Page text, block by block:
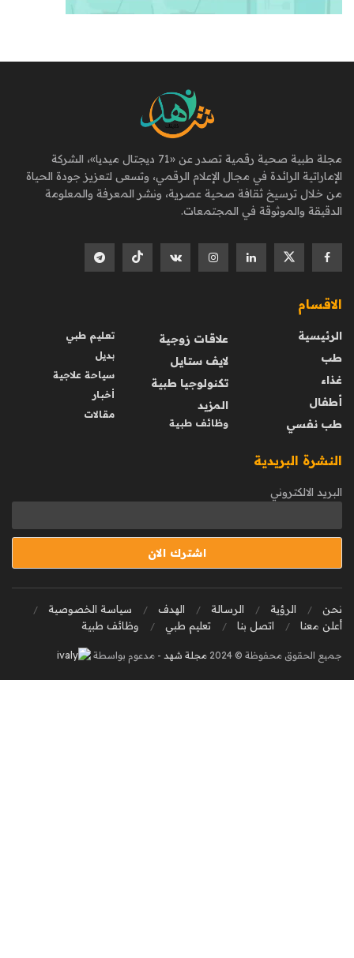
مجلة طبية صحية رقمية تصدر عن «71 ديجتال ميديا»، الشركة
الإماراتية الرائدة في مجال الإعلام الرقمي، وتسعى لتعزيز جودة الحياة
من خلال ترسيخ ثقافة صحية عصرية، ونشر المعرفة والمعلومة
الدقيقة والموثوقة في المجتمعات.
الاقسام
الرئيسية
طب
غذاء
أطفال
طب نفسي
علاقات زوجية
لايف ستايل
تكنولوجيا طبية
المزيد
وظائف طبية
تعليم طبي
بديل
سياحة علاجية
أخبار
مقالات
النشرة البريدية
البريد الالكتروني
نحن الرؤية الرسالة الهدف
سياسة الخصوصية
أعلن معنا
اتصل بنا تعليم طبي وظائف طبية
جميع الحقوق محفوظة © 2024 مجلة شهد - مدعوم بواسطة